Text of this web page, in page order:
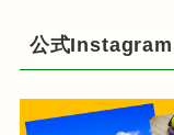
公式Instagram